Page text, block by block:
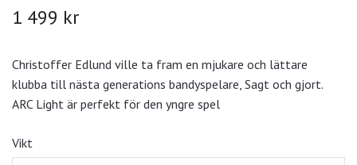
1 499 kr
Christoffer Edlund ville ta fram en mjukare och lättare
klubba till nästa generations bandyspelare, Sagt och gjort.
ARC Light är perfekt för den yngre spel
Vikt